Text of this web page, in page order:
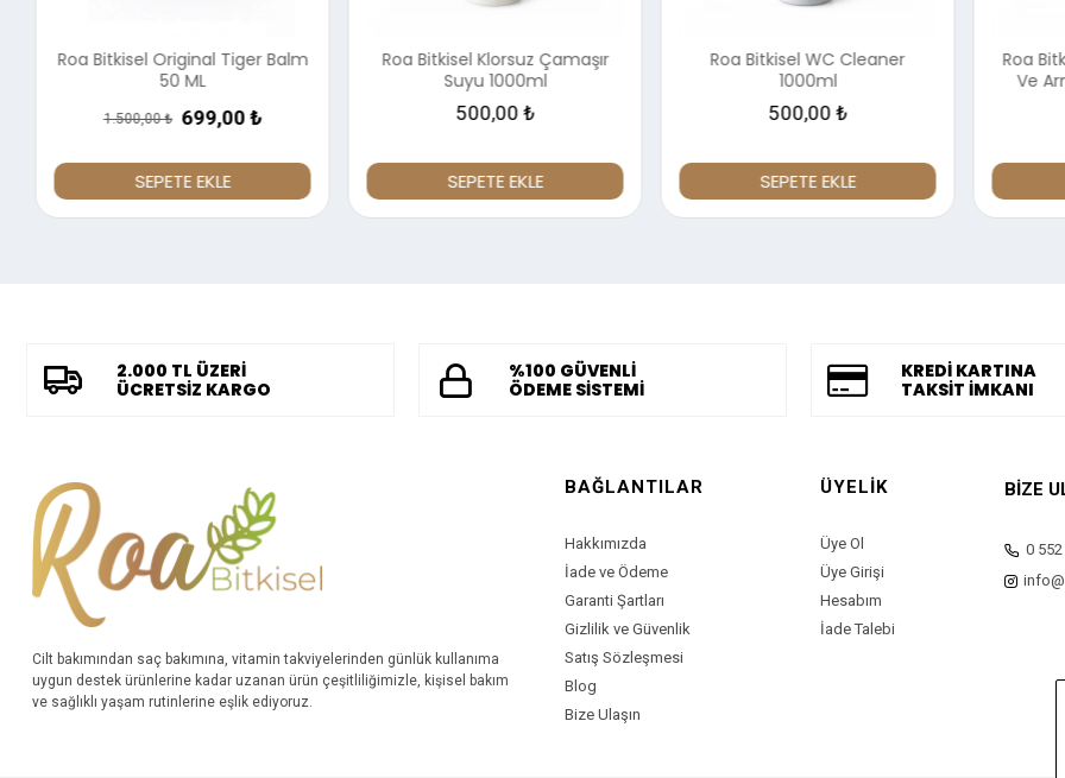
Roa Bitkisel Original Tiger Balm
50 ML
1.500,00 ₺ 699,00 ₺
SEPETE EKLE
Roa Bitkisel Klorsuz Çamaşır
Suyu 1000ml
500,00 ₺
SEPETE EKLE
Roa Bitkisel WC Cleaner
1000ml
500,00 ₺
SEPETE EKLE
Roa
Ve
2.000 TL ÜZERİ
ÜCRETSİZ KARGO
%100 GÜVENLİ
ÖDEME SİSTEMİ
KREDİ KARTINA
TAKSİT İMKANI
Cilt bakımından saç bakımına, vitamin takviyelerinden günlük kullanıma
uygun destek ürünlerine kadar uzanan ürün çeşitliliğimizle, kişisel bakım
ve sağlıklı yaşam rutinlerine eşlik ediyoruz.
BAĞLANTILAR
Hakkımızda
İade ve Ödeme
Garanti Şartları
Gizlilik ve Güvenlik
Satış Sözleşmesi
Blog
Bize Ulaşın
ÜYELİK
Üye Ol
Üye Girişi
Hesabım
İade Talebi
BİZE
0